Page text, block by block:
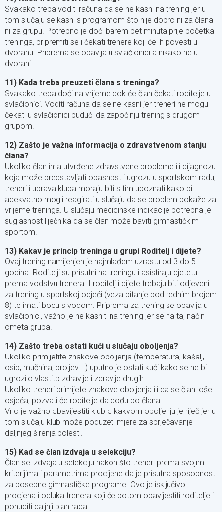
Svakako treba voditi računa da se ne kasni na trening jer u
tom slučaju se kasni s programom što nije dobro ni za člana
ni za grupu. Potrebno je doći barem pet minuta prije početka
treninga, pripremiti se i čekati trenere koji će ih povesti u
dvoranu. Priprema se obavlja u svlačionici a nikako ne u
dvorani.
11) Kada treba preuzeti člana s treninga?
Svakako treba doći na vrijeme dok će član čekati roditelje u
svlačionici. Voditi računa da se ne kasni jer treneri ne mogu
čekati u svlačionici budući da započinju trening s drugom
grupom.
12) Zašto je važna informacija o zdravstvenom stanju
člana?
Ukoliko član ima utvrđene zdravstvene probleme ili dijagnozu
koja može predstavljati opasnost i ugrozu u sportskom radu,
treneri i uprava kluba moraju biti s tim upoznati kako bi
adekvatno mogli reagirati u slučaju da se problem pokaže za
vrijeme treninga. U slučaju medicinske indikacije potrebna je
suglasnost liječnika da se član može baviti gimnastičkim
sportom.
13) Kakav je princip treninga u grupi Roditelj i dijete?
Ovaj trening namijenjen je najmlađem uzrastu od 3 do 5
godina. Roditelji su prisutni na treningu i asistiraju djetetu
prema vodstvu trenera. I roditelj i dijete trebaju biti odjeveni
za trening u sportskoj odjeći (veza pitanje pod rednim brojem
8) te imati bocu s vodom. Priprema za trening se obavlja u
svlačionici, važno je ne kasniti na trening jer se na taj način
ometa grupa.
14) Zašto treba ostati kući u slučaju oboljenja?
Ukoliko primijetite znakove oboljenja (temperatura, kašalj,
osip, mučnina, proljev….) uputno je ostati kući kako se ne bi
ugrozilo vlastito zdravlje i zdravlje drugih.
Ukoliko treneri primijete znakove oboljenja ili da se član loše
osjeća, pozvati će roditelje da dođu po člana.
Vrlo je važno obavijestiti klub o kakvom oboljenju je riječ jer u
tom slučaju klub može poduzeti mjere za sprječavanje
daljnjeg širenja bolesti.
15) Kad se član izdvaja u selekciju?
Član se izdvaja u selekciju nakon što treneri prema svojim
kriterijima i parametrima procijene da je prisutna sposobnost
za posebne gimnastičke programe. Ovo je isključivo
procjena i odluka trenera koji će potom obavijestiti roditelje i
ponuditi daljnji plan rada.